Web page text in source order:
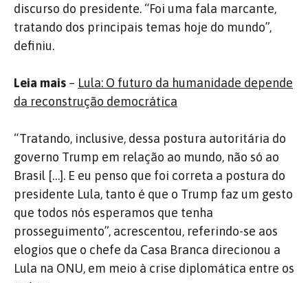
discurso do presidente. “Foi uma fala marcante,
tratando dos principais temas hoje do mundo”,
definiu.
Leia mais – Lula: O futuro da humanidade depende
da reconstrução democrática
“Tratando, inclusive, dessa postura autoritária do
governo Trump em relação ao mundo, não só ao
Brasil […]. E eu penso que foi correta a postura do
presidente Lula, tanto é que o Trump faz um gesto
que todos nós esperamos que tenha
prosseguimento”, acrescentou, referindo-se aos
elogios que o chefe da Casa Branca direcionou a
Lula na ONU, em meio à crise diplomática entre os